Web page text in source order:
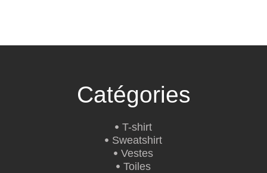
Catégories
T-shirt
Sweatshirt
Vestes
Toiles